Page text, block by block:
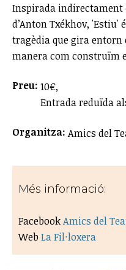
Inspirada indirectament
d’Anton Txékhov, 'Estiu'
tragèdia que gira
manera com construïm
Preu: 10€,
Entrada reduïda
Organitza: Amics del
Més informació:
FacebookAmics del
WebLa Fil·loxera